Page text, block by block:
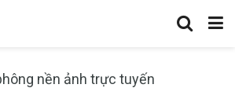
nền ảnh trực tuyến